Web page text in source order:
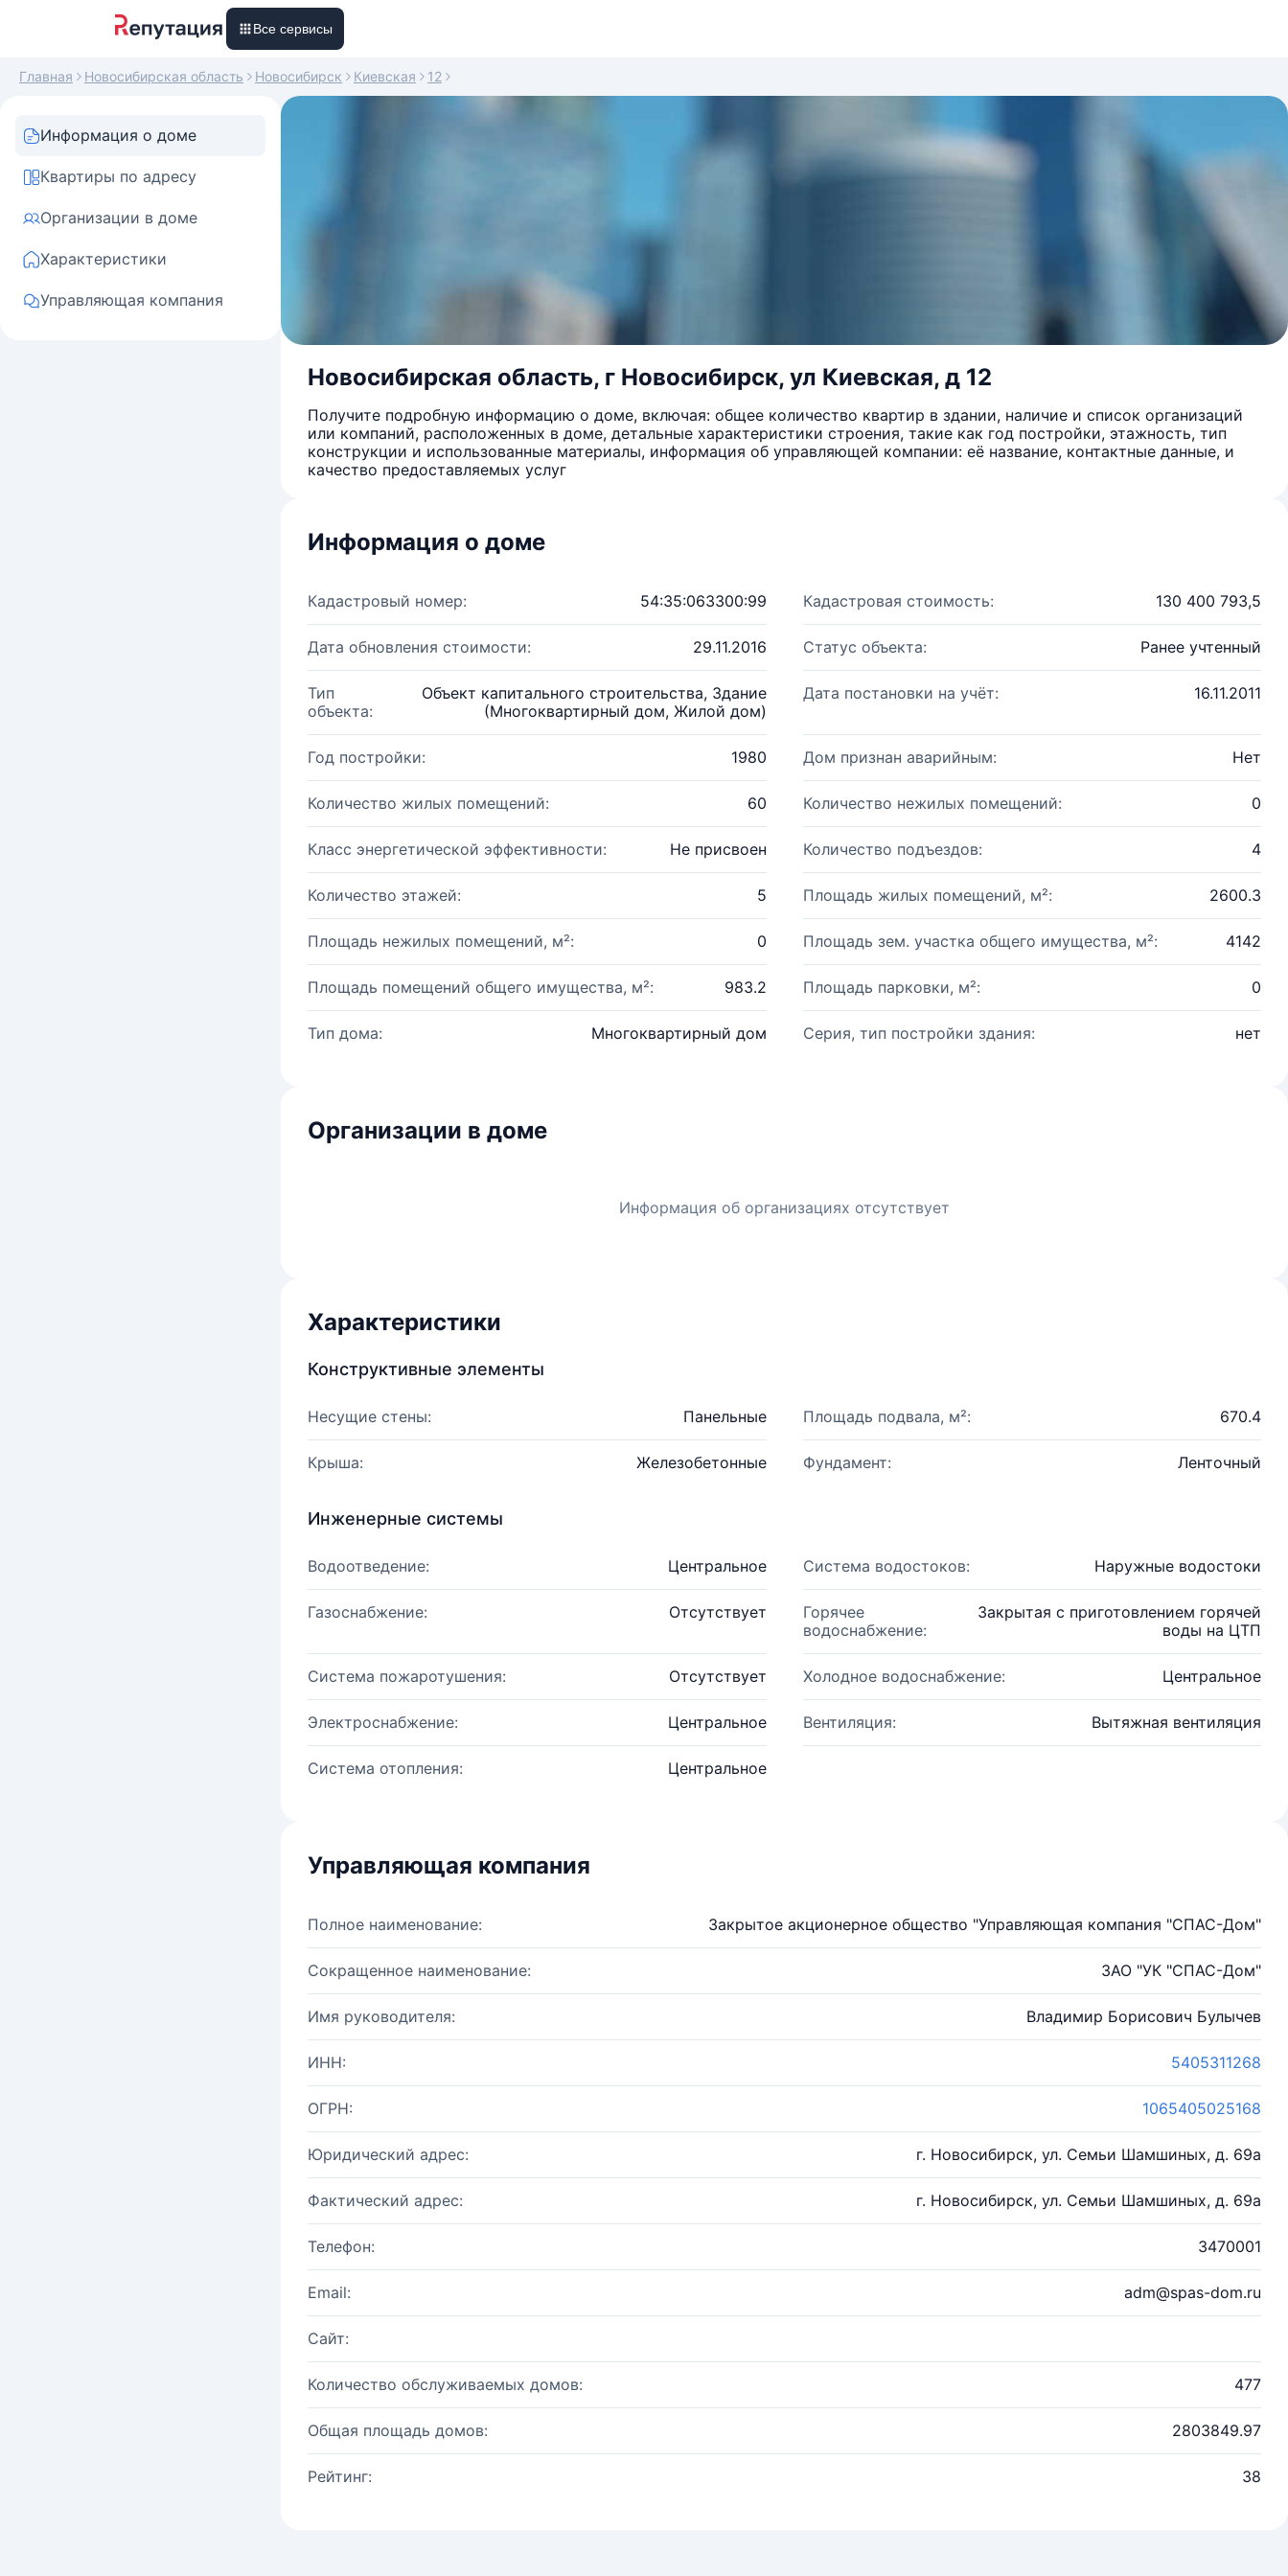
Все сервисы
Главная Новосибирская область Новосибирск Киевская 12
Информация о доме
Квартиры по адресу
Организации в доме
Характеристики
Управляющая компания
Новосибирская область, г Новосибирск, ул Киевская, д 12
Получите подробную информацию о доме, включая: общее количество квартир в здании, наличие и список организаций
или компаний, расположенных в доме, детальные характеристики строения, такие как год постройки, этажность, тип
конструкции и использованные материалы, информация об управляющей компании: её название, контактные данные, и
качество предоставляемых услуг
Информация о доме
Кадастровый номер: 54:35:063300:99 Кадастровая стоимость: 130 400 793,5
Дата обновления стоимости: 29.11.2016 Статус объекта: Ранее учтенный
Тип
объекта:
Объект капитального строительства, Здание
(Многоквартирный дом, Жилой дом)
Дата постановки на учёт: 16.11.2011
Год постройки: 1980 Дом признан аварийным: Нет
Количество жилых помещений: 60 Количество нежилых помещений: 0
Класс энергетической эффективности: Не присвоен Количество подъездов: 4
Количество этажей: 5 Площадь жилых помещений, м²: 2600.3
Площадь нежилых помещений, м²: 0 Площадь зем. участка общего имущества, м²: 4142
Площадь помещений общего имущества, м²: 983.2 Площадь парковки, м²: 0
Тип дома: Многоквартирный дом Серия, тип постройки здания: нет
Организации в доме
Информация об организациях отсутствует
Характеристики
Конструктивные элементы
Несущие стены: Панельные Площадь подвала, м²: 670.4
Крыша: Железобетонные Фундамент: Ленточный
Инженерные системы
Водоотведение: Центральное Система водостоков: Наружные водостоки
Газоснабжение: Отсутствует
Горячее
водоснабжение:
Закрытая с приготовлением горячей
воды на ЦТП
Система пожаротушения: Отсутствует Холодное водоснабжение: Центральное
Электроснабжение: Центральное Вентиляция: Вытяжная вентиляция
Система отопления: Центральное
Управляющая компания
Полное наименование: Закрытое акционерное общество "Управляющая компания "СПАС-Дом"
Сокращенное наименование: ЗАО "УК "СПАС-Дом"
Имя руководителя: Владимир Борисович Булычев
ИНН: 5405311268
ОГРН: 1065405025168
Юридический адрес: г. Новосибирск, ул. Семьи Шамшиных, д. 69а
Фактический адрес: г. Новосибирск, ул. Семьи Шамшиных, д. 69а
Телефон: 3470001
Email: adm@spas-dom.ru
Сайт:
Количество обслуживаемых домов: 477
Общая площадь домов: 2803849.97
Рейтинг: 38